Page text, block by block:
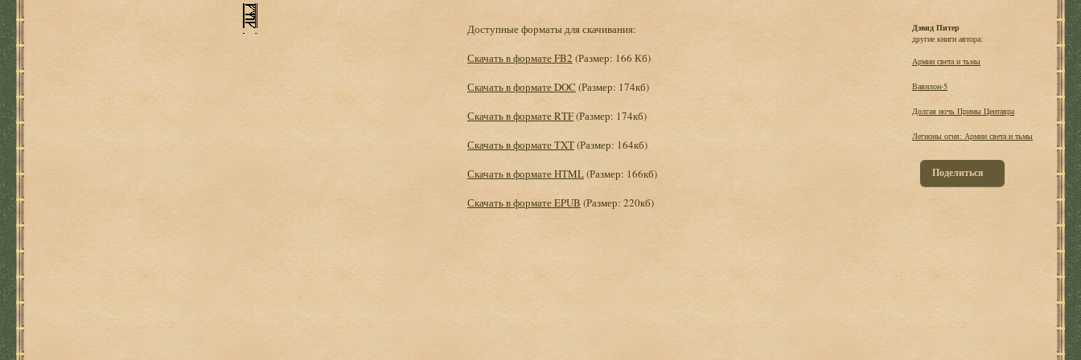
Доступные форматы для скачивания:
Скачать в формате FB2 (Размер: 166 Кб)
Скачать в формате DOC (Размер: 174кб)
Скачать в формате RTF(Размер: 174кб)
Скачать в формате TXT(Размер: 164кб)
Скачать в формате HTML(Размер: 166кб)
Скачать в формате EPUB (Размер: 220кб)
Дэвид Питер
другие книги автора:
Армии света и тьмы
Вавилон-5
Долгая ночь Примы Центавра
Легионы огня: Армии света и тьмы
Поделиться